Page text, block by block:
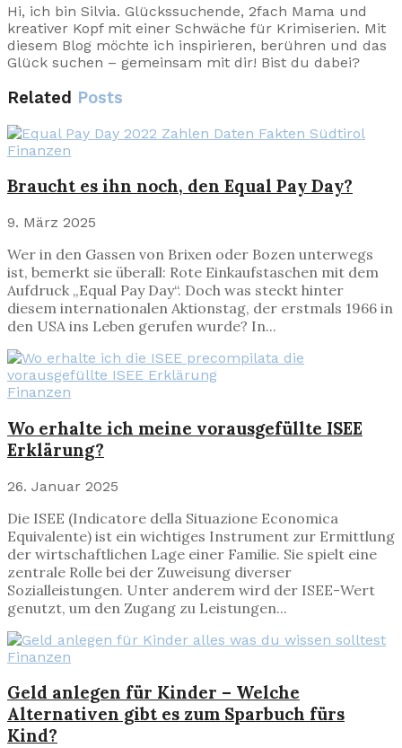
Hi, ich bin Silvia. Glückssuchende, 2fach Mama und
kreativer Kopf mit einer Schwäche für Krimiserien. Mit
diesem Blog möchte ich inspirieren, berühren und das
Glück suchen – gemeinsam mit dir! Bist du dabei?
Related Posts
Finanzen
Braucht es ihn noch, den Equal Pay Day?
9. März 2025
Wer in den Gassen von Brixen oder Bozen unterwegs
ist, bemerkt sie überall: Rote Einkaufstaschen mit dem
Aufdruck „Equal Pay Day“. Doch was steckt hinter
diesem internationalen Aktionstag, der erstmals 1966 in
den USA ins Leben gerufen wurde? In...
Finanzen
Wo erhalte ich meine vorausgefüllte ISEE
Erklärung?
26. Januar 2025
Die ISEE (Indicatore della Situazione Economica
Equivalente) ist ein wichtiges Instrument zur Ermittlung
der wirtschaftlichen Lage einer Familie. Sie spielt eine
zentrale Rolle bei der Zuweisung diverser
Sozialleistungen. Unter anderem wird der ISEE-Wert
genutzt, um den Zugang zu Leistungen...
Finanzen
Geld anlegen für Kinder – Welche
Alternativen gibt es zum Sparbuch fürs
Kind?